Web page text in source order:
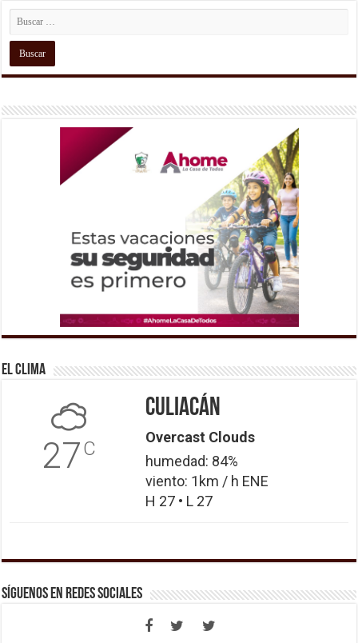
El Clima
27C
Culiacán
Overcast Clouds
humedad: 84%
viento: 1km / h ENE
H 27 • L 27
Síguenos en Redes Sociales